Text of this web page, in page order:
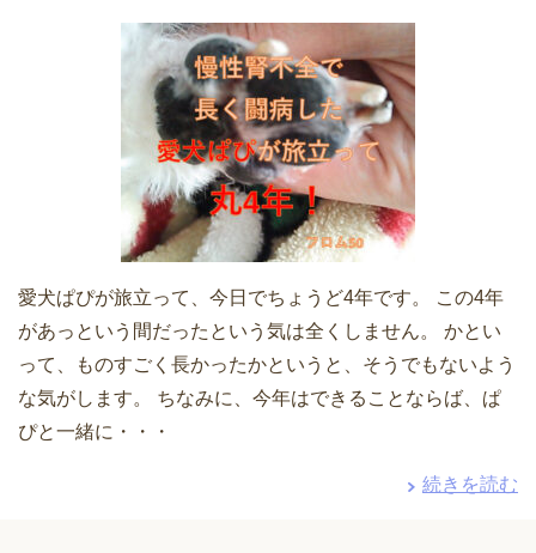
愛犬ぱぴが旅立って、今日でちょうど4年です。 この4年
があっという間だったという気は全くしません。 かとい
って、ものすごく長かったかというと、そうでもないよう
な気がします。 ちなみに、今年はできることならば、ぱ
ぴと一緒に・・・
続きを読む